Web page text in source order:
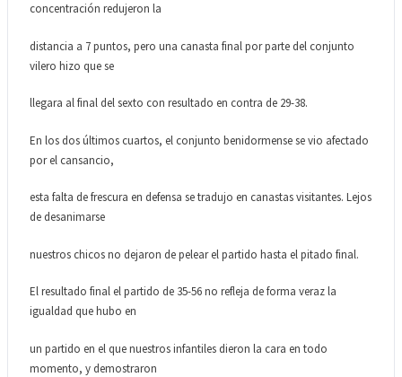
concentración redujeron la
distancia a 7 puntos, pero una canasta final por parte del conjunto
vilero hizo que se
llegara al final del sexto con resultado en contra de 29-38.
En los dos últimos cuartos, el conjunto benidormense se vio afectado
por el cansancio,
esta falta de frescura en defensa se tradujo en canastas visitantes. Lejos
de desanimarse
nuestros chicos no dejaron de pelear el partido hasta el pitado final.
El resultado final el partido de 35-56 no refleja de forma veraz la
igualdad que hubo en
un partido en el que nuestros infantiles dieron la cara en todo
momento, y demostraron